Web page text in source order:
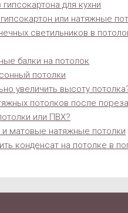
для кухни
или натяжные
светильников в
балки на потолок
потолки
увеличить высоту
потолков после пореза
или ПВХ?
матовые натяжные потолки
конденсат на потолке в